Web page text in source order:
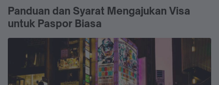
Panduan dan Syarat Mengajukan Visa
untuk Paspor Biasa